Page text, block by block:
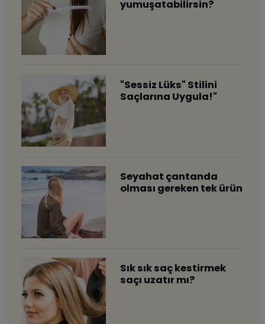
yumuşatabilirsin?
"Sessiz Lüks" Stilini
Saçlarına Uygula!"
​Seyahat çantanda
olması gereken tek ürün
Sık sık saç kestirmek
saçı uzatır mı?